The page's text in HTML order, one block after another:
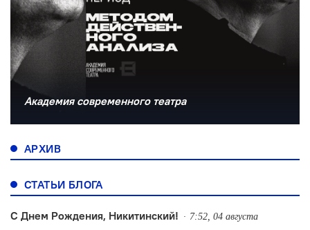
Академия современного театра
АРХИВ
СТАТЬИ БЛОГА
С Днем Рождения, Никитинский! 7:52, 04 августа